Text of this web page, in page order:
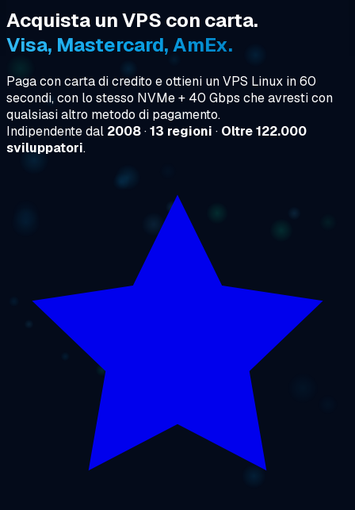
Acquista un VPS con carta.
Visa, Mastercard, AmEx.
Paga con carta di credito e ottieni un VPS Linux in 60
secondi, con lo stesso NVMe + 40 Gbps che avresti con
qualsiasi altro metodo di pagamento.
Indipendente dal 2008·13 regioni · Oltre 122.000
sviluppatori.